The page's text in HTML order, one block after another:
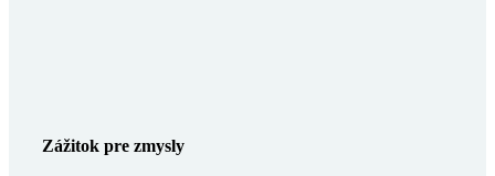
Zážitok pre zmysly